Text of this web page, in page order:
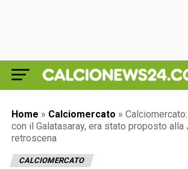
Home » Calciomercato »
con il Galatasaray, era stato proposto alla
retroscena
CALCIOMERCATO